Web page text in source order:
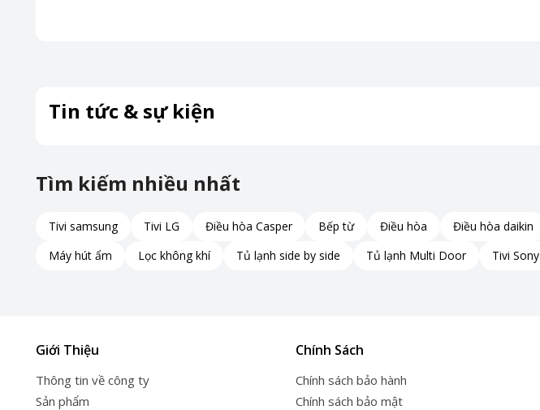
Tin tức & sự kiện
Tìm kiếm nhiều nhất
Tivi samsung Tivi LG Điều hòa Casper Bếp từ Điều hòa Điều hòa daikin
Máy hút ẩm
Lọc không khí Tủ lạnh side by side Tủ lạnh Multi Door Tivi Sony
Giới Thiệu
Thông tin về công ty
Sản phẩm
Chính Sách
Chính sách bảo hành
Chính sách bảo mật